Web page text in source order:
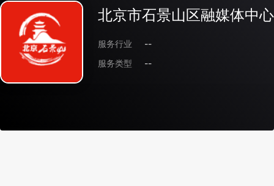
北京市石景山区融媒体中心
服务行业
--
服务类型
--